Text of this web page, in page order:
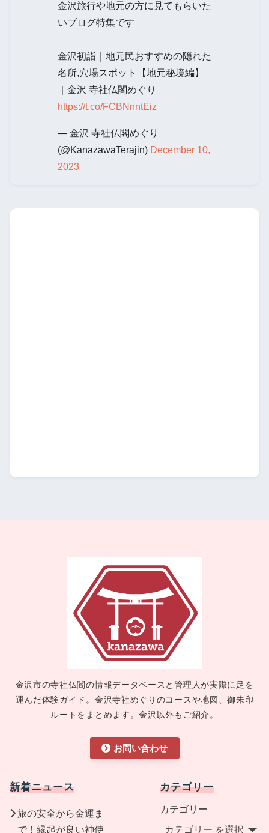
金沢旅行や地元の方に見てもらいた
いブログ特集です
金沢初詣｜地元民おすすめの隠れた
名所,穴場スポット【地元秘境編】
｜金沢 寺社仏閣めぐり
https://t.co/FCBNnntEiz
— 金沢 寺社仏閣めぐり
(@KanazawaTerajin) December 10,
2023
金沢市の寺社仏閣の情報データベースと管理人が実際に足を
運んだ体験ガイド。金沢寺社めぐりのコースや地図、御朱印
ルートをまとめます。金沢以外もご紹介。
お問い合わせ
新着ニュース
旅の安全から金運ま
で！縁起が良い神使
カテゴリー
カテゴリー